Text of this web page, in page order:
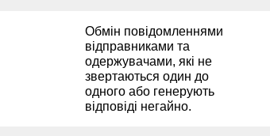
Обмін повідомленнями
відправниками та
одержувачами, які не
звертаються один до
одного або генерують
відповіді негайно.